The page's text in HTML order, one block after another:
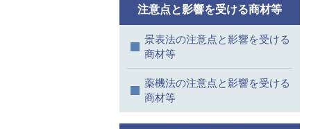
注意点と影響を受ける商材等
景表法の注意点と影響を受ける
商材等
薬機法の注意点と影響を受ける
商材等